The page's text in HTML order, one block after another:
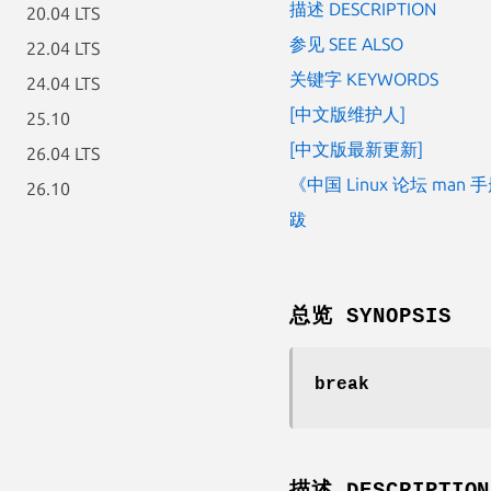
20.04 LTS
22.04 LTS
24.04 LTS
25.10
26.04 LTS
26.10
描述 DESCRIPTION
参见 SEE ALSO
关键字 KEYWORDS
[中文版维护人]
[中文版最新更新]
《中国 Linux 论坛 man
跋
总览 SYNOPSIS
break